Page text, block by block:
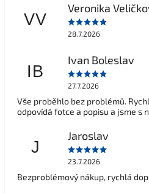
VV
Veronika
28.7.2026
IB
Ivan Boleslav
27.7.2026
Vše proběhlo bez problémů.
odpovídá fotce a popisu a jsme s
J
Jaroslav
23.7.2026
Bezproblémový nákup, rychlá